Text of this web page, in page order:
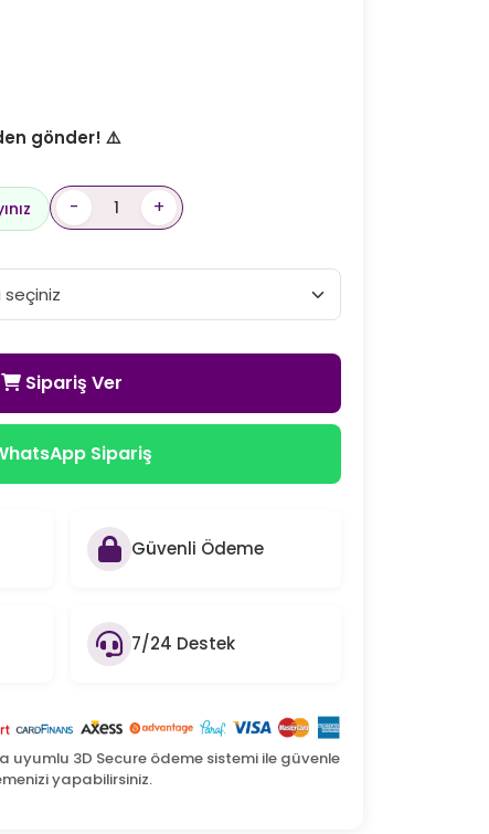
gönder! ⚠️
- +
Sipariş Ver
Sipariş
Güvenli Ödeme
7/24 Destek
uyumlu 3D Secure ödeme sistemi ile güvenle
yapabilirsiniz.